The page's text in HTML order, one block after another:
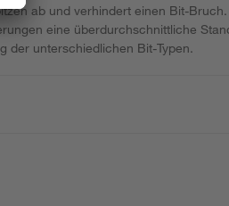
ab und verhindert einen Bit-Bruch.
eine überdurchschnittliche
der unterschiedlichen Bit-Typen.